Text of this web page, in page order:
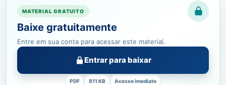
MATERIAL GRATUITO
Baixe gratuitamente
Entre em sua conta para acessar este material.
Entrar para baixar
PDF 811 KB Acesso imediato